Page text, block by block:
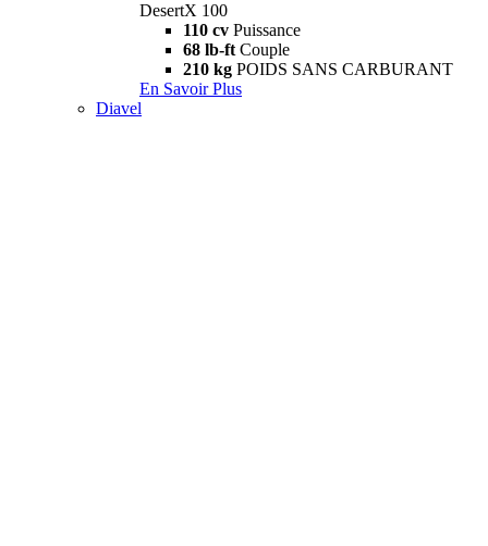
DesertX 100
110 cv Puissance
68 lb-ft Couple
210 kg POIDS SANS CARBURANT
En Savoir Plus
Diavel